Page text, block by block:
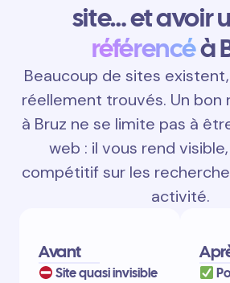
site… et avoir
référencéà
Beaucoup de sites
réellement trouvés. Un
à Bruz ne se limite pas à
web : il vous rend
compétitif sur les
activité.
Avant
Site quasi invisible